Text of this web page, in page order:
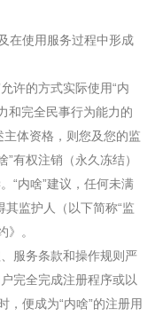
在使用服务过程中形成
许的方式实际使用“内
和完全民事行为能力的
体资格，则您及您的监
有权注销（永久冻结）
“内啥”建议，任何未满
监护人（以下简称“监
》。
服务条款和操作规则严
完全完成注册程序或以
，便成为“内啥”的注册用